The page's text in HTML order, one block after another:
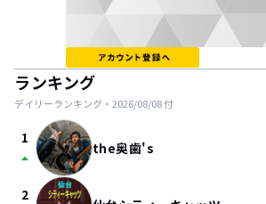
ランキング
デイリーランキング・ 2026/08/08付
1
arrow_drop_up the奥歯's
2